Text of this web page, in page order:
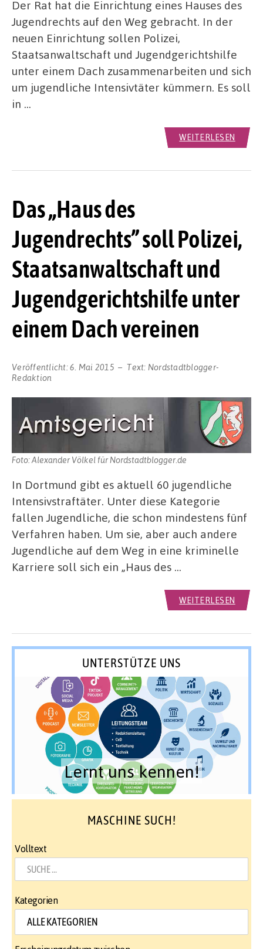
Der Rat hat die Einrichtung eines Hauses des
Jugendrechts auf den Weg gebracht. In der
neuen Einrichtung sollen Polizei,
Staatsanwaltschaft und Jugendgerichtshilfe
unter einem Dach zusammenarbeiten und sich
um jugendliche Intensivtäter kümmern. Es soll
in …
WEITERLESEN
Das „Haus des
Jugendrechts” soll Polizei,
Staatsanwaltschaft und
Jugendgerichtshilfe unter
einem Dach vereinen
Veröffentlicht:6. Mai 2015 Text: Nordstadtblogger-
Redaktion
Foto: Alexander Völkel für Nordstadtblogger.de
In Dortmund gibt es aktuell 60 jugendliche
Intensivstraftäter. Unter diese Kategorie
fallen Jugendliche, die schon mindestens fünf
Verfahren haben. Um sie, aber auch andere
Jugendliche auf dem Weg in eine kriminelle
Karriere soll sich ein „Haus des …
WEITERLESEN
UNTERSTÜTZE UNS
Lernt uns kennen!
MASCHINE SUCH!
Volltext
Kategorien